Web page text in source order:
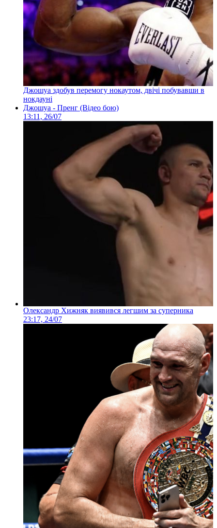
Джошуа здобув перемогу нокаутом, двічі побувавши в
нокдауні
Джошуа - Пренг (Відео бою)
13:11, 26/07
Олександр Хижняк виявився легшим за суперника
23:17, 24/07